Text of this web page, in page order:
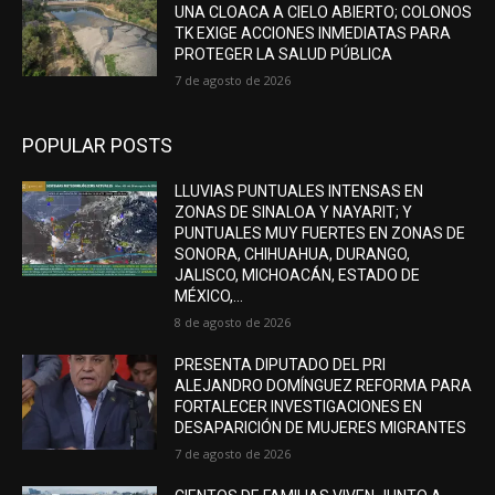
UNA CLOACA A CIELO ABIERTO; COLONOS
TK EXIGE ACCIONES INMEDIATAS PARA
PROTEGER LA SALUD PÚBLICA
7 de agosto de 2026
POPULAR POSTS
LLUVIAS PUNTUALES INTENSAS EN
ZONAS DE SINALOA Y NAYARIT; Y
PUNTUALES MUY FUERTES EN ZONAS DE
SONORA, CHIHUAHUA, DURANGO,
JALISCO, MICHOACÁN, ESTADO DE
MÉXICO,...
8 de agosto de 2026
PRESENTA DIPUTADO DEL PRI
ALEJANDRO DOMÍNGUEZ REFORMA PARA
FORTALECER INVESTIGACIONES EN
DESAPARICIÓN DE MUJERES MIGRANTES
7 de agosto de 2026